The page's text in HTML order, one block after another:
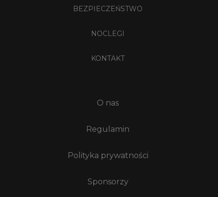
BEZPIECZEŃSTWO
NOCLEGI
KONTAKT
O nas
Regulamin
Polityka prywatności
Sponsorzy